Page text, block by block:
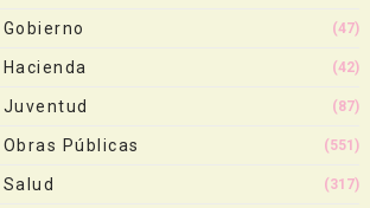
(47)
(42)
(87)
Públicas (551)
(317)